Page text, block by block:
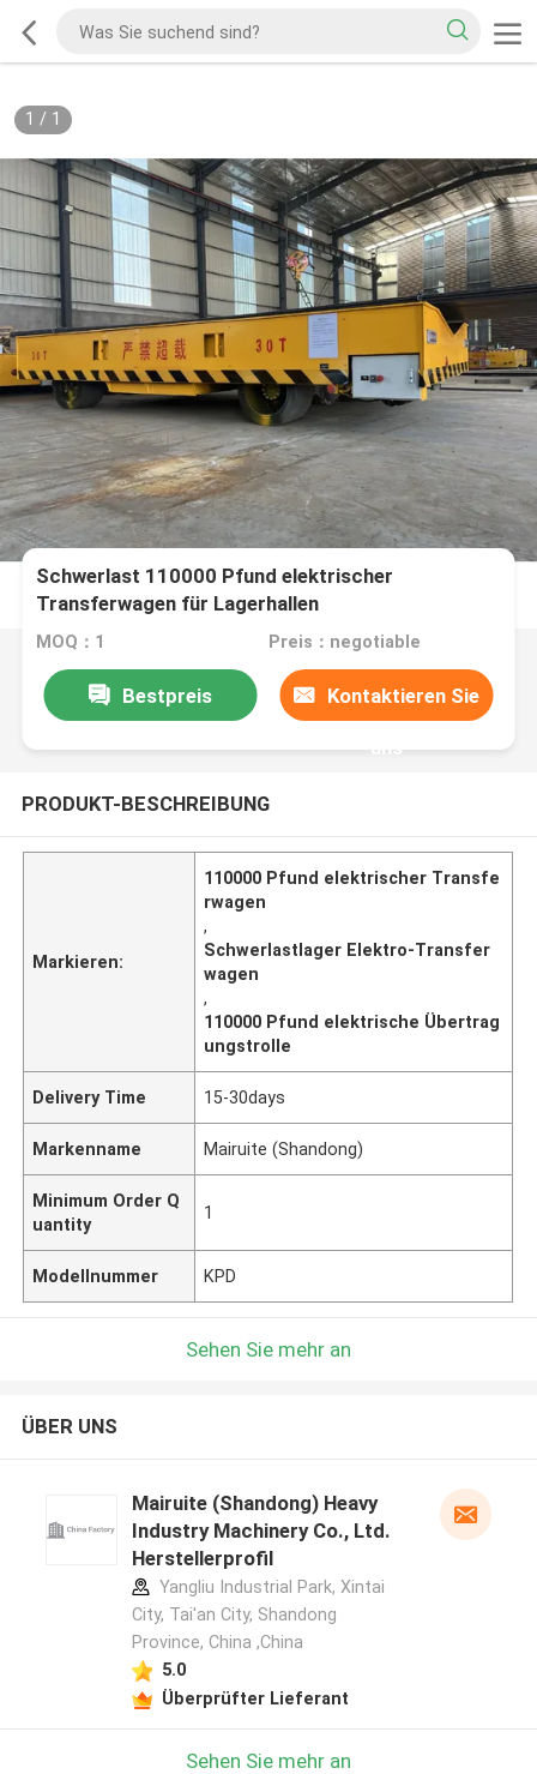
1 / 1
Schwerlast 110000 Pfund elektrischer
Transferwagen für Lagerhallen
MOQ：1 Preis：negotiable
Bestpreis Kontaktieren Sie
uns
PRODUKT-BESCHREIBUNG
Markieren:
110000 Pfund elektrischer Transfe
rwagen
,
Schwerlastlager Elektro-Transfer
wagen
,
110000 Pfund elektrische Übertrag
ungstrolle
Delivery Time 15-30days
Markenname Mairuite (Shandong)
Minimum Order Q
uantity
1
Modellnummer KPD
Sehen Sie mehr an
ÜBER UNS
Mairuite (Shandong) Heavy
Industry Machinery Co., Ltd.
Herstellerprofil
Yangliu Industrial Park, Xintai
City, Tai'an City, Shandong
Province, China ,China
5.0
Überprüfter Lieferant
Sehen Sie mehr an